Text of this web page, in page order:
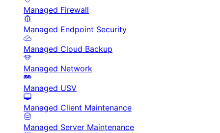
Managed Firewall
Managed Endpoint Security
Managed Cloud Backup
Managed Network
Managed USV
Managed Client Maintenance
Managed Server Maintenance